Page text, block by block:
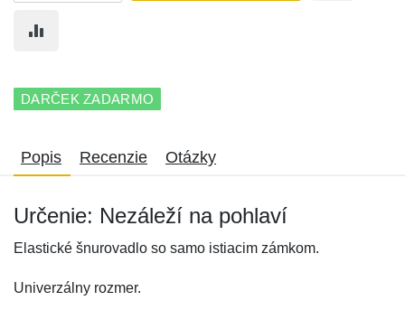
DARČEK ZADARMO
Popis Recenzie Otázky
Určenie: Nezáleží na pohlaví
Elastické šnurovadlo so samo istiacim zámkom.
Univerzálny rozmer.